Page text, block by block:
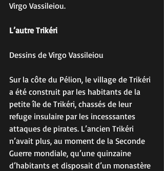
Virgo Vassileiou.
L’autre Trikéri
Dessins de Virgo Vassileiou
Sur la côte du Pélion, le village de Trikéri
a été construit par les habitants de la
petite île de Trikéri, chassés de leur
refuge insulaire par les incesssantes
attaques de pirates. L’ancien Trikéri
n’avait plus, au moment de la Seconde
Guerre mondiale, qu’une quinzaine
d’habitants et disposait d’un monastère